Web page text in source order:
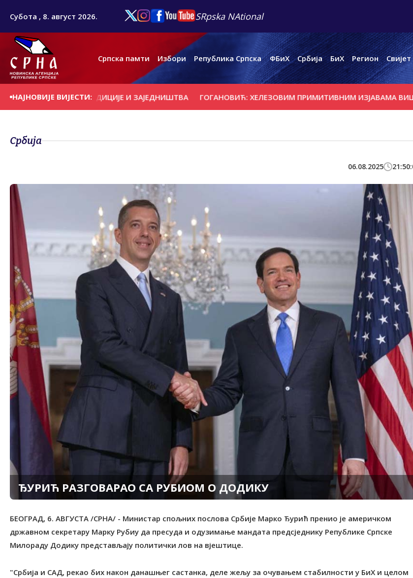
Субота , 8. август 2026. SRpska NAtional
Српска памти Избори Република Српска ФБиХ Србија БиХ Регион Свијет
НАЈНОВИЈЕ ВИЈЕСТИ:
ВЈЕРЕ, ТРАДИЦИЈЕ И ЗАЈЕДНИШТВА ГОГАНОВИЋ: ХЕЛЕЗОВИМ ПРИМИТИВНИМ ИЗЈАВАМА ВИШЕ НЕЋУ
Србија
06.08.2025
ЂУРИЋ РАЗГОВАРАО СА РУБИОМ О ДОДИКУ
БЕОГРАД, 6. АВГУСТА /СРНА/ - Министар спољних послова Србије Марко Ђурић пренио је америчком
државном секретару Марку Рубиу да пресуда и одузимање мандата предсједнику Републике Српске
Милораду Додику представљају политички лов на вјештице.
"Србија и САД, рекао бих након данашњег састанка, деле жељу за очувањем стабилности у БиХ и целом